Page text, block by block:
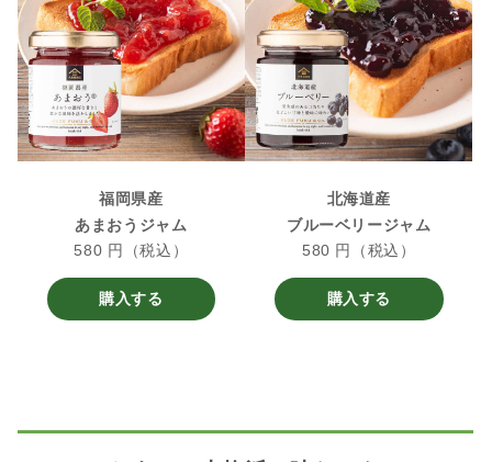
福岡県産
あまおうジャム
580 円（税込）
購入する
北海道産
ブルーベリージャム
580 円（税込）
購入する